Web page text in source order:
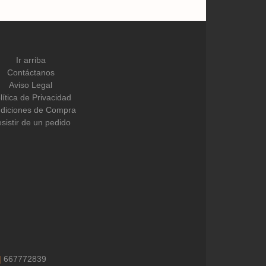
Ir arriba
Contáctanos
Aviso Legal
de Privacidad
de Compra
de un pedido
|667772839